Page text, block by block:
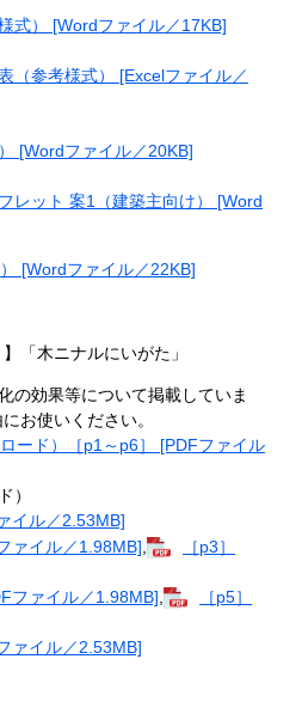
式） [Wordファイル／17KB]
（参考様式） [Excelファイル／
[Wordファイル／20KB]
レット 案1（建築主向け） [Word
[Wordファイル／22KB]
「木ニナルにいがた」
の効果等について掲載していま
お使いください。
ード）［p1～p6］ [PDFファイル
）
イル／2.53MB]
ァイル／1.98MB]
［p3］
ファイル／1.98MB]
［p5］
ァイル／2.53MB]